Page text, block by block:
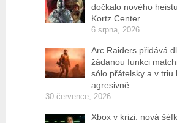
dočkalo nového
Kortz Center
6 srpna, 2026
Arc Raiders přidává
žádanou funkci
sólo přátelsky a v triu
agresivně
30 července, 2026
Xbox v krizi: nová